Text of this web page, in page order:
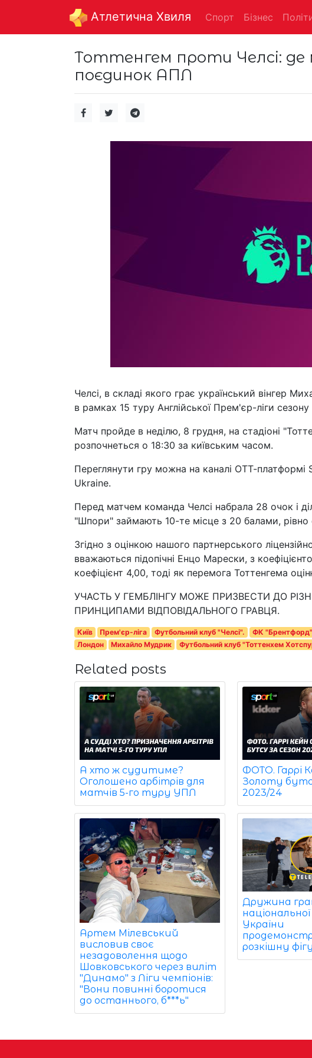
Aтлетична Хвиля Спорт Бізнес
Тоттенгем проти Челсі:
поєдинок АПЛ
Челсі, в складі якого грає український вінгер
в рамках 15 туру Англійської Прем'єр-ліги
Матч пройде в неділю, 8 грудня, на стадіоні
розпочнеться о 18:30 за київським часом.
Переглянути гру можна на каналі ОТТ-
Ukraine.
Перед матчем команда Челсі набрала 28 очок і
"Шпори" займають 10-те місце з 20 балами, рівно
Згідно з оцінкою нашого партнерського
вважаються підопічні Енцо Марески, з
коефіцієнт 4,00, тоді як перемога Тоттенгема
УЧАСТЬ У ГЕМБЛІНГУ МОЖЕ ПРИЗВЕСТИ ДО
ПРИНЦИПАМИ ВІДПОВІДАЛЬНОГО ГРАВЦЯ.
Київ Прем'єр-ліга Футбольний клуб "Челсі". ФК
Лондон
Михайло Мудрик Футбольний клуб "Тоттенхем
Related posts
А хто ж судитиме?
Оголошено арбітрів для
матчів 5-го туру УПЛ
Артем Мілевський
висловив своє
незадоволення щодо
Шовковського через виліт
"Динамо" з Ліги чемпіонів:
"Вони повинні боротися
до останнього, б***ь"
ФОТО. Гаррі
Золоту
2023/24
Дружина
національної
України
розкішну